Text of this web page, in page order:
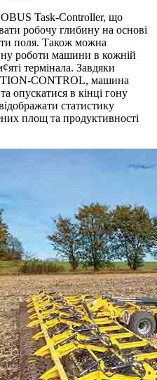
Task-Controller, що
робочу глибину на основі
поля. Також можна
роботи машини в кожній
термінала. Завдяки
CONTROL, машина
опускатися в кінці гону
статистику
площ та продуктивності